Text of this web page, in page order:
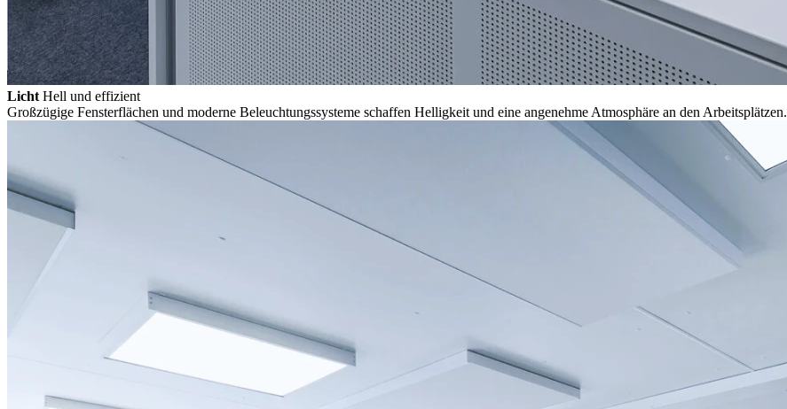
Licht Hell und effizient
Großzügige Fensterflächen und moderne Beleuchtungssysteme schaffen Helligkeit und eine angenehme Atmosphäre an den Arbeitsplätzen.